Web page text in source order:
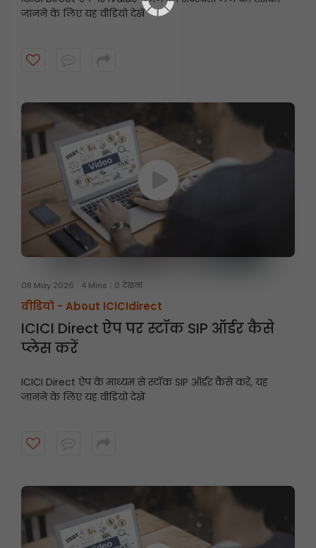
जानने के लिए यह वीडियो देखें
08 May 2026 4 Mins 0 देखना
वीडियो - About ICICIdirect
ICICI Direct ऐप पर स्टॉक SIP ऑर्डर कैसे
प्लेस करें
ICICI Direct ऐप के माध्यम से स्टॉक SIP ऑर्डर कैसे करें, यह
जानने के लिए यह वीडियो देखें